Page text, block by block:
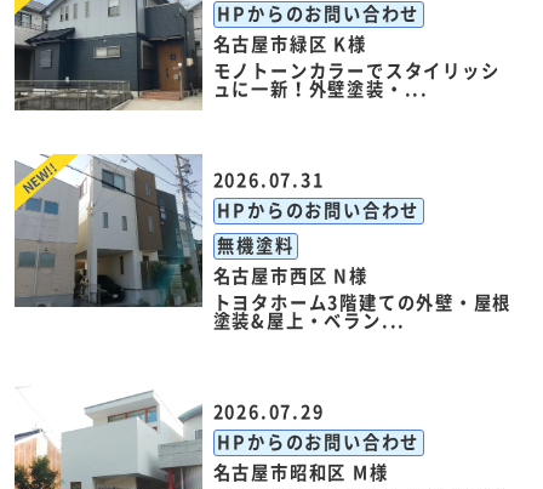
HPからのお問い合わせ
名古屋市緑区 K様
モノトーンカラーでスタイリッシ
ュに一新！外壁塗装・...
2026.07.31
HPからのお問い合わせ
無機塗料
名古屋市西区 N様
トヨタホーム3階建ての外壁・屋根
塗装&屋上・ベラン...
2026.07.29
HPからのお問い合わせ
名古屋市昭和区 M様